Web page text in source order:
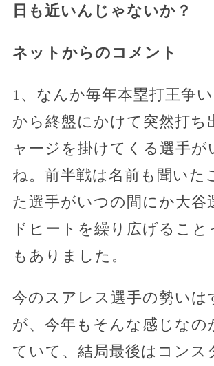
日も近いんじゃないか？
ネットからのコメント
1、なんか毎年本塁打王争
から終盤にかけて突然打ち
ャージを掛けてくる選手が
ね。前半戦は名前も聞いた
た選手がいつの間にか大谷
ドヒートを繰り広げること
もありました。
今のスアレス選手の勢いは
が、今年もそんな感じなの
ていて、結局最後はコンス